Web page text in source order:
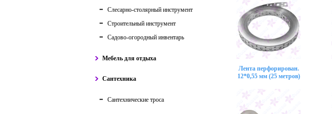
Слесарно-столярный инструмент
Строительный инструмент
Садово-огородный инвентарь
Мебель для отдыха
Сантехника
Сантехнические троса
Лента перфорирован.
12*0,55 мм (25 метров)